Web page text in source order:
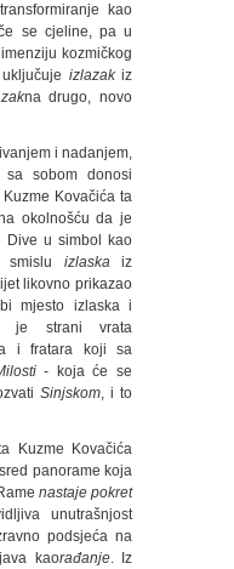
kao
se cjeline, pa u
kozmičkog
izlazakiz
na drugo, novo
i nadanjem,
sobom donosi
Kovačića ta
okolnošću da je
Dive u simbol kao
smislu izlaskaiz
likovno prikazao
mjesto izlaska i
je strani vrata
i fratara koji sa
- koja će se
Sinjskom, i to
Kuzme Kovačića
panorame koja
nastaje pokret
unutrašnjost
podsjeća na
kaorađanje. Iz